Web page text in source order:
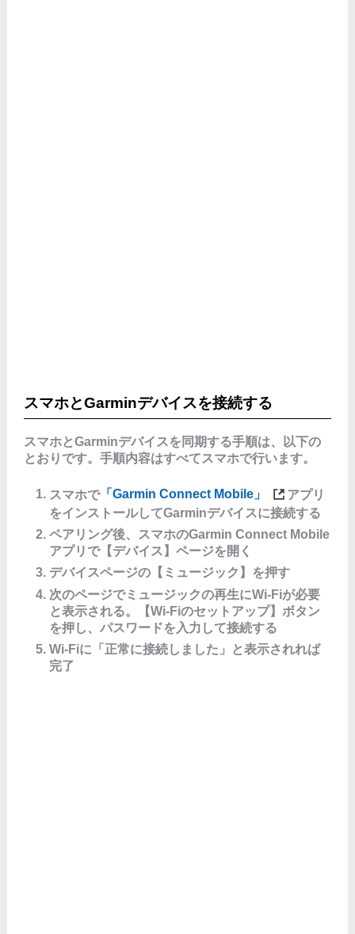
スマホとGarminデバイスを接続する
スマホとGarminデバイスを同期する手順は、以下の
とおりです。手順内容はすべてスマホで行います。
スマホで「Garmin Connect Mobile」
アプリ
をインストールしてGarminデバイスに接続する
ペアリング後、スマホのGarmin Connect Mobile
アプリで【デバイス】ページを開く
デバイスページの【ミュージック】を押す
次のページでミュージックの再生にWi-Fiが必要
と表示される。【Wi-Fiのセットアップ】ボタン
を押し、パスワードを入力して接続する
Wi-Fiに「正常に接続しました」と表示されれば
完了